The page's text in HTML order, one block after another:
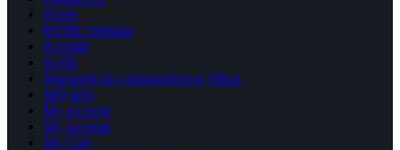
Home
HTML Sitemap
Kontakt
Košík
Manipulácia s holografickou fóliou
Môj účet
My account
My account
My Cart